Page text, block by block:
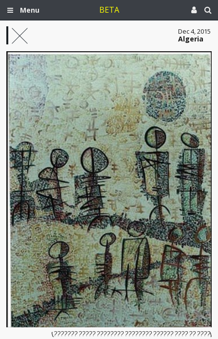
Menu BETA
Dec 4, 2015
Algeria
[???? ?? ???? ?????? ???????? ???????? ????? ???????]